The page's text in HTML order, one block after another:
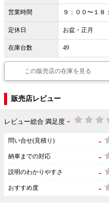
営業時間 ９：００〜１８
定休日 お盆・正月
在庫台数 49
この販売店の在庫を見る
販売店レビュー
レビュー総合 満足度 -
問い合せ(見積り) -
納車までの対応 -
説明のわかりやすさ -
おすすめ度 -